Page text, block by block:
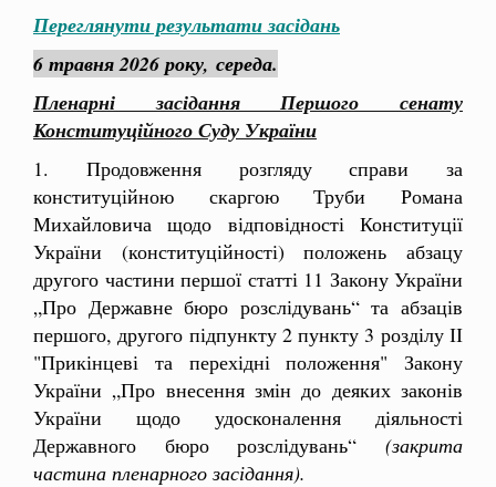
Переглянути результати засідань
6 травня 2026 року, середа.
Пленарні засідання Першого сенату
Конституційного Суду України
1. Продовження розгляду справи за
конституційною скаргою Труби
Романа
Михайловича щодо відповідності Конституції
України (конституційності) положень абзацу
другого частини першої статті 11 Закону України
„Про Державне бюро розслідувань“ та абзаців
першого, другого підпункту 2 пункту 3 розділу ІІ
"Прикінцеві та перехідні положення" Закону
України „Про внесення змін до деяких законів
України щодо удосконалення діяльності
Державного бюро розслідувань“ (закрита
частина пленарного засідання).